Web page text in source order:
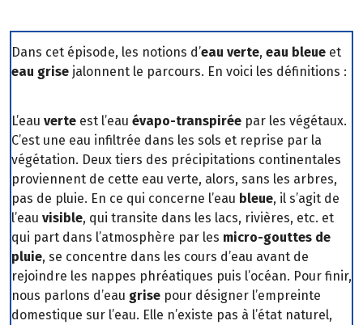
Dans cet épisode, les notions d’eau verte, eau bleue et
eau grise jalonnent le parcours. En voici les définitions :
L’eau verte est l’eau évapo-transpirée par les végétaux.
C’est une eau infiltrée dans les sols et reprise par la
végétation. Deux tiers des précipitations continentales
proviennent de cette eau verte, alors, sans les arbres,
pas de pluie. En ce qui concerne l’eau bleue, il s’agit de
l’eau visible, qui transite dans les lacs, rivières, etc. et
qui part dans l’atmosphère par les micro-gouttes de
pluie, se concentre dans les cours d’eau avant de
rejoindre les nappes phréatiques puis l’océan. Pour finir,
nous parlons d’eau grise pour désigner l’empreinte
domestique sur l’eau. Elle n’existe pas à l’état naturel,